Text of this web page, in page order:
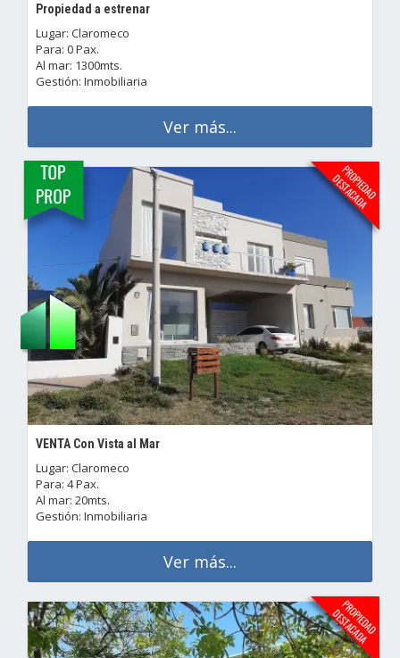
Propiedad a estrenar
Lugar: Claromeco
Para: 0 Pax.
Al mar: 1300mts.
Gestión: Inmobiliaria
Ver más...
VENTA Con Vista al Mar
Lugar: Claromeco
Para: 4 Pax.
Al mar: 20mts.
Gestión: Inmobiliaria
Ver más...